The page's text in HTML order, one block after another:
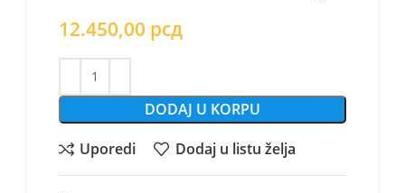
12.450,00 рсд
DODAJ U KORPU
Uporedi Dodaj u listu želja